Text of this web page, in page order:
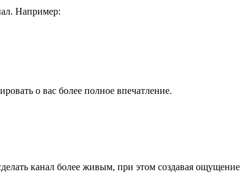
Например:
о вас более полное впечатление.
канал более живым, при этом создавая ощущение